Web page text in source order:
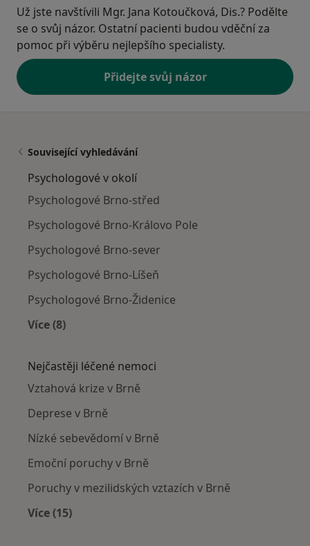
Už jste navštívili Mgr. Jana Kotoučková, Dis.? Podělte
se o svůj názor. Ostatní pacienti budou vděční za
pomoc při výběru nejlepšího specialisty.
Přidejte svůj názor
Související vyhledávání
Psychologové v okolí
Psychologové Brno-střed
Psychologové Brno-Královo Pole
Psychologové Brno-sever
Psychologové Brno-Líšeň
Psychologové Brno-Židenice
Více (8)
Nejčastěji léčené nemoci
Vztahová krize v Brně
Deprese v Brně
Nízké sebevědomí v Brně
Emoční poruchy v Brně
Poruchy v mezilidských vztazích v Brně
Více (15)